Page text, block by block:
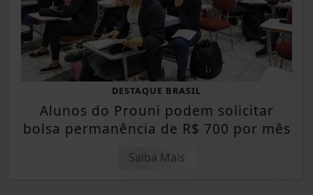
DESTAQUE BRASIL
Alunos do Prouni podem solicitar
bolsa permanência de R$ 700 por mês
Saiba Mais